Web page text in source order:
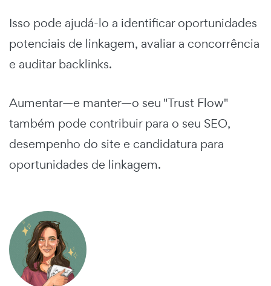
Isso pode ajudá-lo a identificar oportunidades
potenciais de linkagem, avaliar a concorrência
e auditar backlinks.
Aumentar—e manter—o seu "Trust Flow"
também pode contribuir para o seu SEO,
desempenho do site e candidatura para
oportunidades de linkagem.